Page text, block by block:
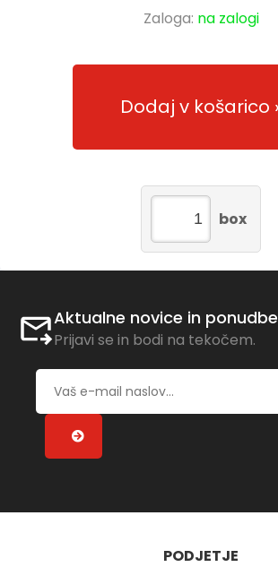
Zaloga: na zalogi
Dodaj v košarico
box
Aktualne novice in ponudbe
Prijavi se in bodi na tekočem.
PODJETJE